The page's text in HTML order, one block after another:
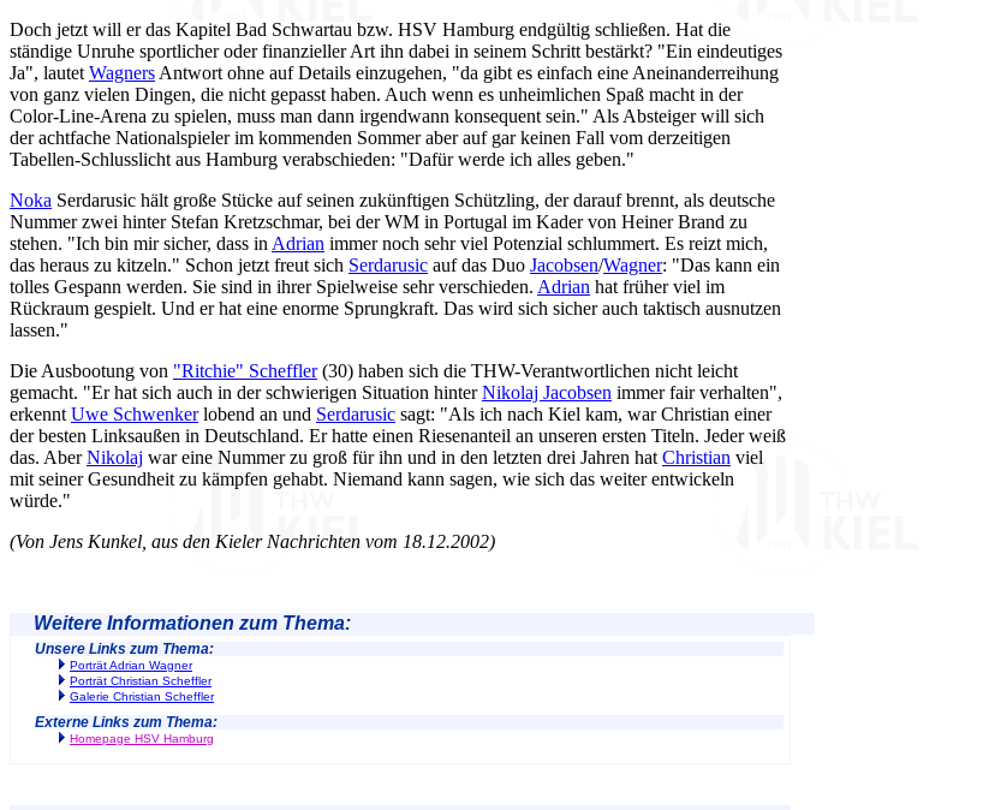
Doch jetzt will er das Kapitel Bad Schwartau bzw. HSV Hamburg endgültig schließen. Hat die
ständige Unruhe sportlicher oder finanzieller Art ihn dabei in seinem Schritt bestärkt? "Ein eindeutiges
Ja", lautet Wagners Antwort ohne auf Details einzugehen, "da gibt es einfach eine Aneinanderreihung
von ganz vielen Dingen, die nicht gepasst haben. Auch wenn es unheimlichen Spaß macht in der
Color-Line-Arena zu spielen, muss man dann irgendwann konsequent sein." Als Absteiger will sich
der achtfache Nationalspieler im kommenden Sommer aber auf gar keinen Fall vom derzeitigen
Tabellen-Schlusslicht aus Hamburg verabschieden: "Dafür werde ich alles geben."
Noka Serdarusic hält große Stücke auf seinen zukünftigen Schützling, der darauf brennt, als deutsche
Nummer zwei hinter Stefan Kretzschmar, bei der WM in Portugal im Kader von Heiner Brand zu
stehen. "Ich bin mir sicher, dass in Adrian immer noch sehr viel Potenzial schlummert. Es reizt mich,
das heraus zu kitzeln." Schon jetzt freut sich Serdarusic auf das Duo Jacobsen/Wagner: "Das kann ein
tolles Gespann werden. Sie sind in ihrer Spielweise sehr verschieden. Adrian hat früher viel im
Rückraum gespielt. Und er hat eine enorme Sprungkraft. Das wird sich sicher auch taktisch ausnutzen
lassen."
Die Ausbootung von "Ritchie" Scheffler(30) haben sich die THW-Verantwortlichen nicht leicht
gemacht. "Er hat sich auch in der schwierigen Situation hinterNikolaj Jacobsen immer fair verhalten",
erkennt Uwe Schwenkerlobend an und Serdarusic sagt: "Als ich nach Kiel kam, war Christian einer
der besten Linksaußen in Deutschland. Er hatte einen Riesenanteil an unseren ersten Titeln. Jeder weiß
das. AberNikolaj war eine Nummer zu groß für ihn und in den letzten drei Jahren hat Christian viel
mit seiner Gesundheit zu kämpfen gehabt. Niemand kann sagen, wie sich das weiter entwickeln
würde."
(Von Jens Kunkel, aus den Kieler Nachrichten vom 18.12.2002)
Weitere Informationen zum Thema:
Unsere Links zum Thema:
Porträt Adrian Wagner
Porträt Christian Scheffler
Galerie Christian Scheffler
Externe Links zum Thema:
Homepage HSV Hamburg